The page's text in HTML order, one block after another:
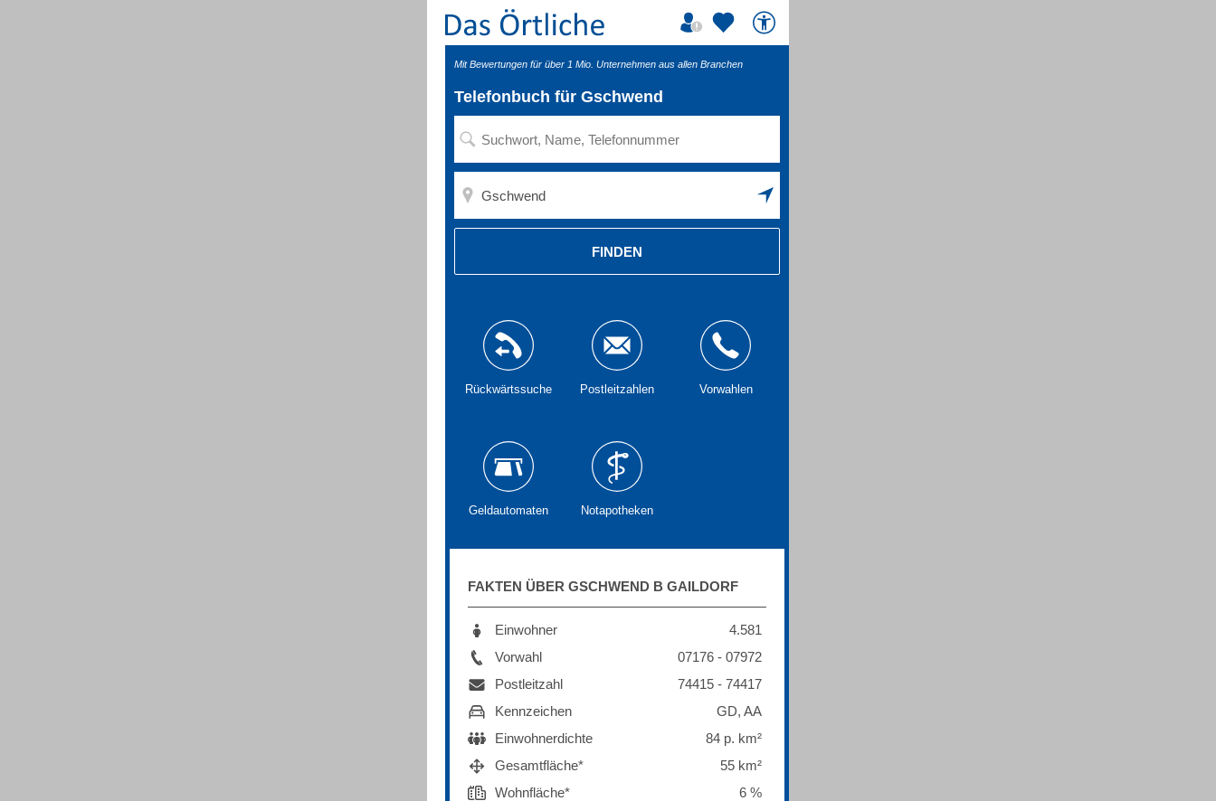
Mit Bewertungen für über 1 Mio. Unternehmen aus allen Branchen
Telefonbuch für Gschwend
FINDEN
Rückwärtssuche Postleitzahlen Vorwahlen
Geldautomaten Notapotheken
FAKTEN ÜBER GSCHWEND B GAILDORF
Einwohner
4.581
Vorwahl
07176 - 07972
Postleitzahl
74415 - 74417
Kennzeichen
GD, AA
Einwohnerdichte
84 p. km²
Gesamtfläche*
55 km²
Wohnfläche*
6 %